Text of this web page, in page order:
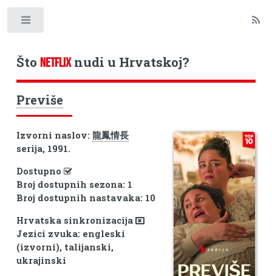
Što NETFLIXnudi u Hrvatskoj?
Previše
Izvorni naslov: 龍鳳情長
serija, 1991.
Dostupno
Broj dostupnih sezona: 1
Broj dostupnih nastavaka: 10
Hrvatska sinkronizacija
Jezici zvuka: engleski
(izvorni), talijanski,
ukrajinski